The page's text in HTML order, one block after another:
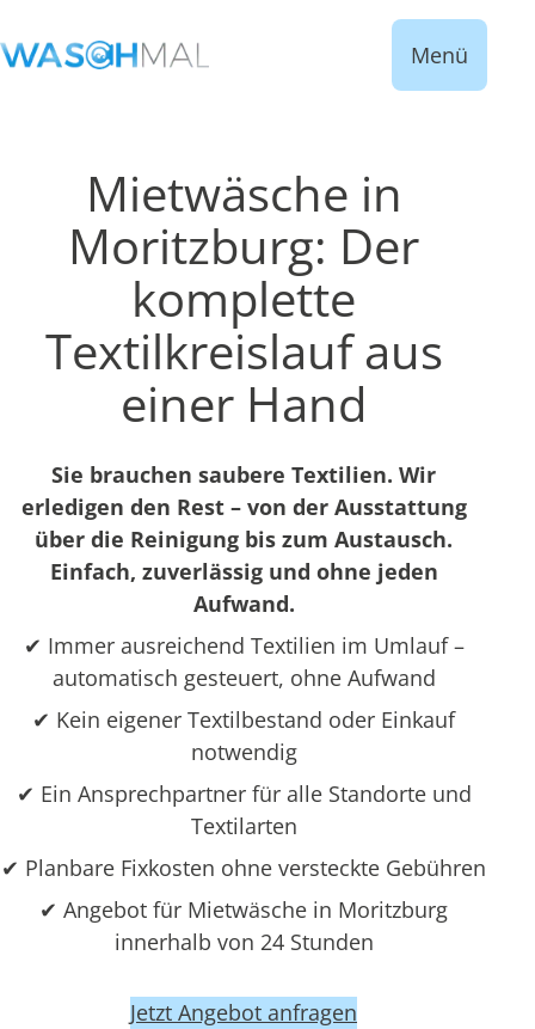
Menü
Mietwäsche in
Moritzburg: Der
komplette
Textilkreislauf aus
einer Hand
Sie brauchen saubere Textilien. Wir
erledigen den Rest – von der Ausstattung
über die Reinigung bis zum Austausch.
Einfach, zuverlässig und ohne jeden
Aufwand.
✔ Immer ausreichend Textilien im Umlauf –
automatisch gesteuert, ohne Aufwand
✔ Kein eigener Textilbestand oder Einkauf
notwendig
✔ Ein Ansprechpartner für alle Standorte und
Textilarten
✔ Planbare Fixkosten ohne versteckte Gebühren
✔ Angebot für Mietwäsche in Moritzburg
innerhalb von 24 Stunden
Jetzt Angebot anfragen